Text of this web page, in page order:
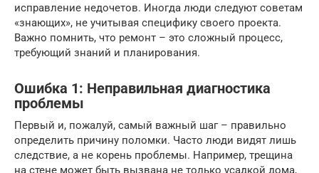
исправление недочетов. Иногда люди следуют советам
«знающих», не учитывая специфику своего проекта.
Важно помнить, что ремонт – это сложный процесс,
требующий знаний и планирования.
Ошибка 1: Неправильная диагностика
проблемы
Первый и, пожалуй, самый важный шаг – правильно
определить причину поломки. Часто люди видят лишь
следствие, а не корень проблемы. Например, трещина
на стене может быть вызвана не только усадкой дома,